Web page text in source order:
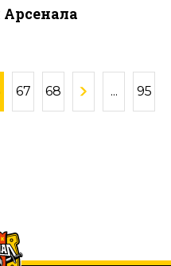
67 68 ... 95